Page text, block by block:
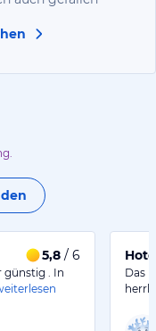
5,8 / 6
günstig . In
Das